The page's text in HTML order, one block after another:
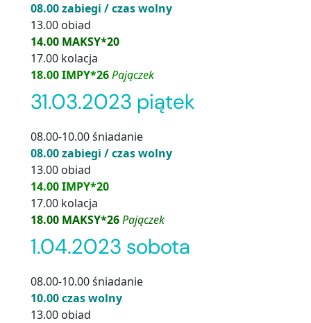
08.00 zabiegi / czas wolny
13.00 obiad
14.00 MAKSY*20
17.00 kolacja
18.00 IMPY*26Pajączek
31.03.2023 piątek
08.00-10.00 śniadanie
08.00 zabiegi / czas wolny
13.00 obiad
14.00 IMPY*20
17.00 kolacja
18.00 MAKSY*26Pajączek
1.04.2023 sobota
08.00-10.00 śniadanie
10.00 czas wolny
13.00 obiad